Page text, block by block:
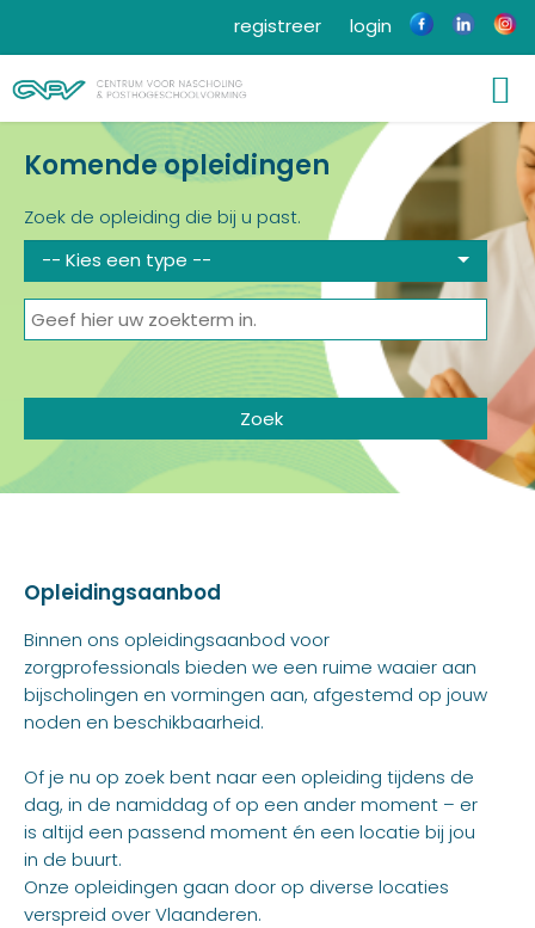
login
registreer
Komende opleidingen
Zoek de opleiding die bij u past.
-- Kies een type --
Opleidingsaanbod
Binnen ons opleidingsaanbod voor
zorgprofessionals bieden we een ruime waaier aan
bijscholingen en vormingen aan, afgestemd op jouw
noden en beschikbaarheid.
Of je nu op zoek bent naar een opleiding tijdens de
dag, in de namiddag of op een ander moment – er
is altijd een passend moment én een locatie bij jou
in de buurt.
Onze opleidingen gaan door op diverse locaties
verspreid over Vlaanderen.